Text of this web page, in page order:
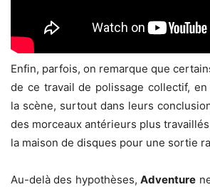
Enfin, parfois, on remarque que
de ce travail de polissage collectif, en
la scène, surtout dans leurs
des morceaux antérieurs plus
la maison de disques pour une sortie
Au-delà des hypothèses,Adventure